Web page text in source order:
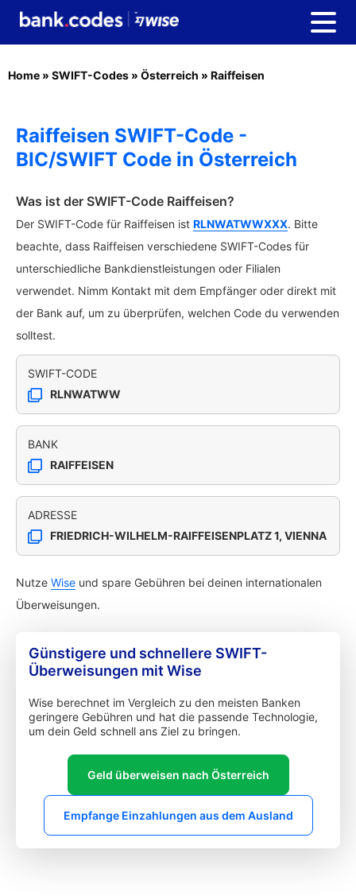
Home » SWIFT-Codes » Österreich » Raiffeisen
Raiffeisen SWIFT-Code -
BIC/SWIFT Code in Österreich
Was ist der SWIFT-Code Raiffeisen?
Der SWIFT-Code für Raiffeisen ist RLNWATWWXXX. Bitte
beachte, dass Raiffeisen verschiedene SWIFT-Codes für
unterschiedliche Bankdienstleistungen oder Filialen
verwendet. Nimm Kontakt mit dem Empfänger oder direkt mit
der Bank auf, um zu überprüfen, welchen Code du verwenden
solltest.
SWIFT-CODE
RLNWATWW
BANK
RAIFFEISEN
ADRESSE
FRIEDRICH-WILHELM-RAIFFEISENPLATZ 1, VIENNA
Nutze Wise und spare Gebühren bei deinen internationalen
Überweisungen.
Günstigere und schnellere SWIFT-
Überweisungen mit Wise
Wise berechnet im Vergleich zu den meisten Banken
geringere Gebühren und hat die passende Technologie,
um dein Geld schnell ans Ziel zu bringen.
Geld überweisen nach Österreich
Empfange Einzahlungen aus dem Ausland